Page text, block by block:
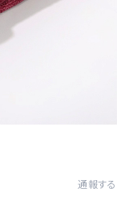
通報する